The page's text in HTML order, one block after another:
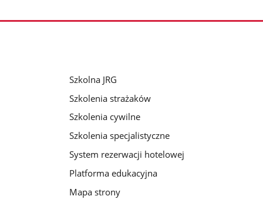
Szkolna JRG
Szkolenia strażaków
Szkolenia cywilne
Szkolenia specjalistyczne
System rezerwacji hotelowej
Platforma edukacyjna
Mapa strony